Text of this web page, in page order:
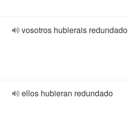
vosotros hubierais redundado
ellos hubieran redundado